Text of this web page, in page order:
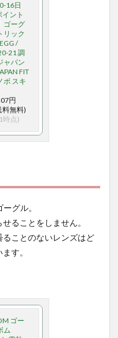
16日
ント
ゴーグ
リック
/
21 調
ャパン
FIT
ボ スキ
円
料無料)
時点)
グル。
ることをしません。
ことのないレンズはど
す。
ゴー
ム